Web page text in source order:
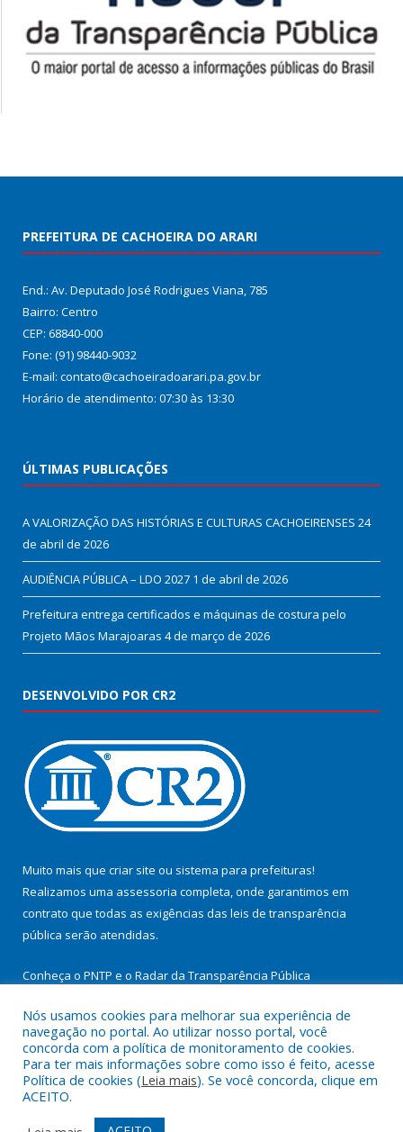
PREFEITURA DE CACHOEIRA DO ARARI
End.: Av. Deputado José Rodrigues Viana, 785
Bairro: Centro
CEP: 68840-000
Fone: (91) 98440-9032
E-mail: contato@cachoeiradoarari.pa.gov.br
Horário de atendimento: 07:30 às 13:30
ÚLTIMAS PUBLICAÇÕES
A VALORIZAÇÃO DAS HISTÓRIAS E CULTURAS CACHOEIRENSES 24
de abril de 2026
AUDIÊNCIA PÚBLICA – LDO 2027 1 de abril de 2026
Prefeitura entrega certificados e máquinas de costura pelo
Projeto Mãos Marajoaras 4 de março de 2026
DESENVOLVIDO POR CR2
Muito mais que criar site ou sistema para prefeituras!
Realizamos uma assessoria completa, onde garantimos em
contrato que todas as exigências das leis de transparência
pública serão atendidas.
Conheça o PNTP e o Radar da Transparência Pública
Todos os direitos reservados a Prefeitura Municipal de
Cachoeira do Arari.
Nós usamos cookies para melhorar sua experiência de
navegação no portal. Ao utilizar nosso portal, você
concorda com a política de monitoramento de cookies.
Para ter mais informações sobre como isso é feito, acesse
Política de cookies (Leia mais). Se você concorda, clique em
ACEITO.